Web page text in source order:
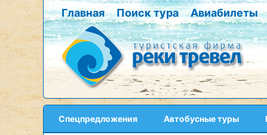
Главная Поиск тура Авиабилеты
Спецпредложения Автобусные туры